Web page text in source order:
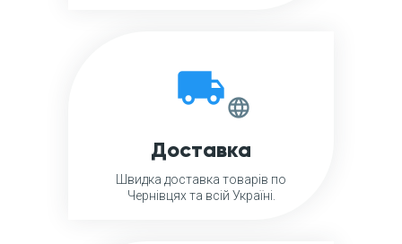
local_shippinglanguage
Доставка
Швидка доставка товарів по
Чернівцях та всій Україні.